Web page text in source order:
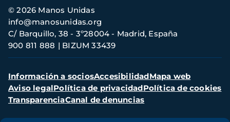
Información
de
contacto
© 2026 Manos Unidas
C/ Barquillo, 38 - 3º28004 - Madrid, España
900 811 888
BIZUM 33439
info@manosunidas.org
Menú
secundario
Información a sociosAccesibilidadMapa web
Aviso legalPolítica de privacidadPolítica de cookies
TransparenciaCanal de denuncias